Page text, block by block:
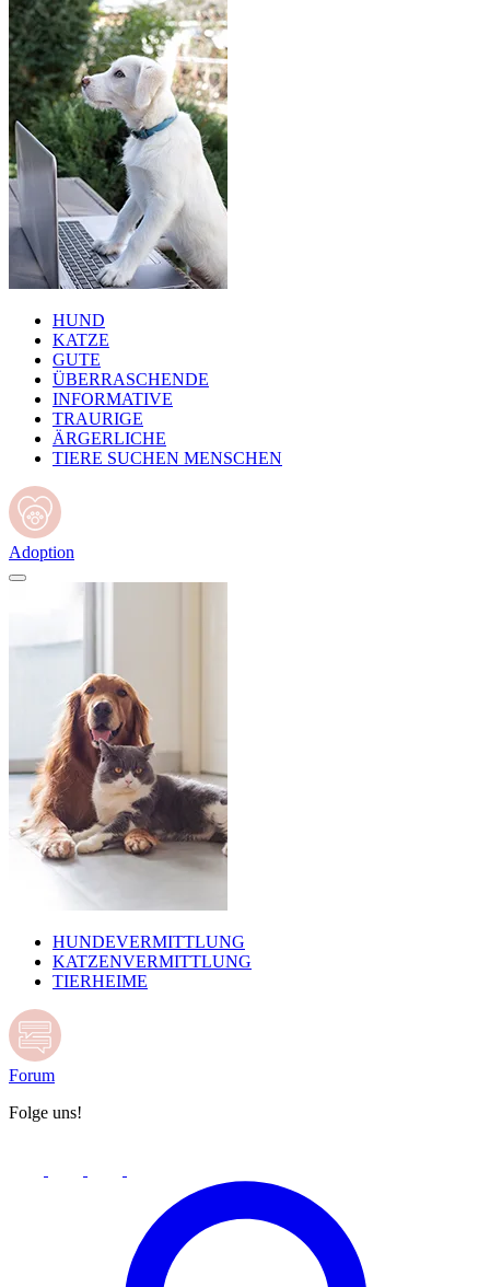
HUND
KATZE
GUTE
ÜBERRASCHENDE
INFORMATIVE
TRAURIGE
ÄRGERLICHE
TIERE SUCHEN MENSCHEN
Adoption
HUNDEVERMITTLUNG
KATZENVERMITTLUNG
TIERHEIME
Forum
Folge uns!